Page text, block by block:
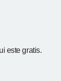
este gratis.